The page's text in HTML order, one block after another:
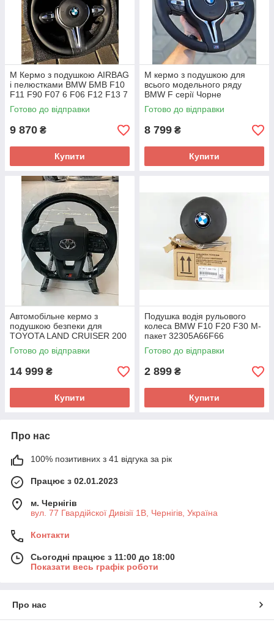
М Кермо з подушкою AIRBAG
і пелюстками BMW БМВ F10
F11 F90 F07 6 F06 F12 F13 7
F01 F02 F03
Готово до відправки
9 870 ₴
Купити
М кермо з подушкою для
всього модельного ряду
BMW F серії Чорне
Готово до відправки
8 799 ₴
Купити
Автомобільне кермо з
подушкою безпеки для
TOYOTA LAND CRUISER 200
Готово до відправки
14 999 ₴
Купити
Подушка водія рульового
колеса BMW F10 F20 F30 M-
пакет 32305A66F66
Готово до відправки
2 899 ₴
Купити
Про нас
100% позитивних з 41 відгука за рік
Працює з 02.01.2023
м. Чернігів
вул. 77 Гвардійскої Дивізії 1В, Чернігів, Україна
Контакти
Сьогодні працює з 11:00 до 18:00
Показати весь графік роботи
Про нас